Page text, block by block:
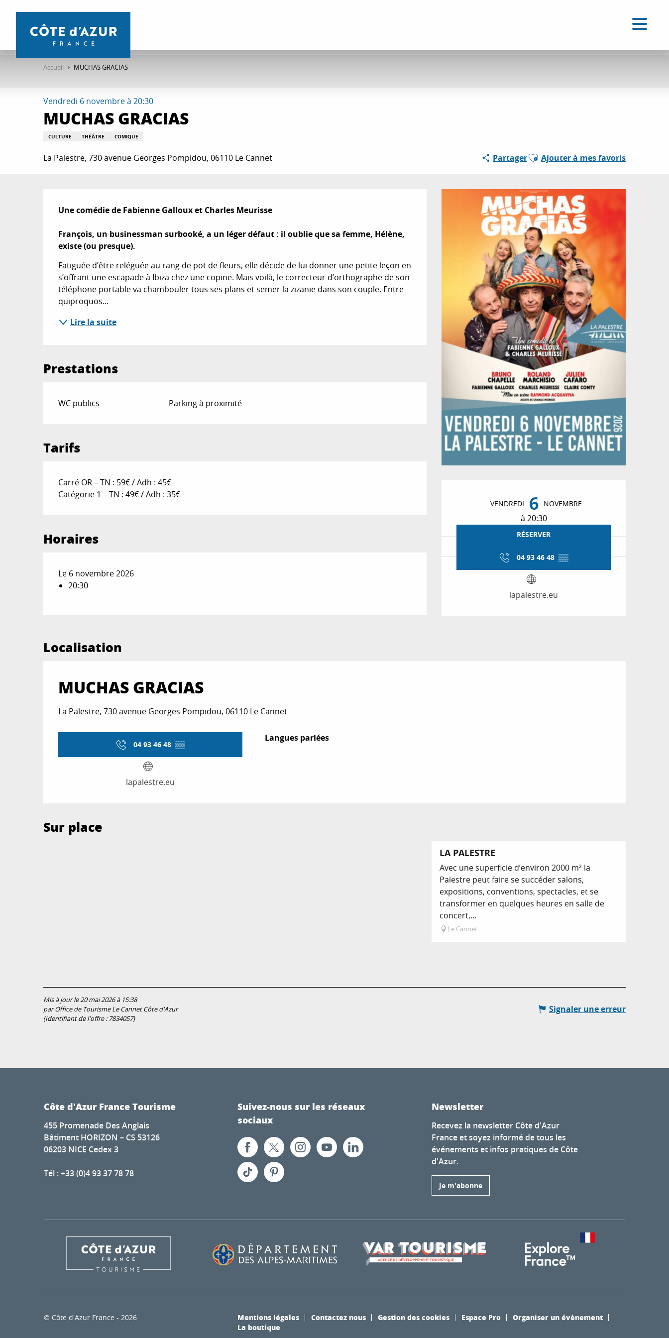
contenu
Accueil MUCHAS GRACIAS
Vendredi 6 novembre à 20:30
MUCHAS GRACIAS
CULTURE THÉÂTRE COMIQUE
La Palestre, 730 avenue Georges Pompidou, 06110 Le Cannet PartagerAjouter aux favoris
Ajouter à mes favoris
Ouverture et
VENDREDI 6 NOVEMBRE
à 20:30
RÉSERVER
04 93 46 48 ▒▒
lapalestre.eu
Description
Une comédie de Fabienne Galloux et Charles Meurisse
François, un businessman surbooké, a un léger défaut : il oublie que sa femme, Hélène,
existe (ou presque).
Fatiguée d’être reléguée au rang de pot de fleurs, elle décide de lui donner une petite leçon en
s’offrant une escapade à Ibiza chez une copine. Mais voilà, le correcteur d’orthographe de son
téléphone portable va chambouler tous ses plans et semer la zizanie dans son couple. Entre
quiproquos...
Lire la suite
Prestations
WC publics Parking à proximité
Tarifs
Carré OR – TN : 59€ / Adh : 45€
Catégorie 1 – TN : 49€ / Adh : 35€
Horaires
Le 6 novembre 2026
20:30
Localisation
MUCHAS GRACIAS
La Palestre, 730 avenue Georges Pompidou, 06110 Le Cannet
04 93 46 48 ▒▒
lapalestre.eu
Langues parlées
Langues parlées
Sur place
LA PALESTRE
Avec une superficie d’environ 2000 m² la
Palestre peut faire se succéder salons,
expositions, conventions, spectacles, et se
transformer en quelques heures en salle de
concert,...
Le Cannet
Mis à jour le 20 mai 2026 à 15:38
par Office de Tourisme Le Cannet Côte d'Azur
(Identifiant de l'offre : 7834057)
Signaler une erreur
Côte d'Azur France Tourisme
455 Promenade Des Anglais
Bâtiment HORIZON – CS 53126
06203 NICE Cedex 3
Tél : +33 (0)4 93 37 78 78
Suivez-nous sur les réseaux
sociaux
Newsletter
Recevez la newsletter Côte d'Azur
France et soyez informé de tous les
événements et infos pratiques de Côte
d'Azur.
Je m'abonne
© Côte d'Azur France - 2026 Mentions légales Contactez nous Gestion des cookies Espace Pro
Organiser un évènement
La boutique